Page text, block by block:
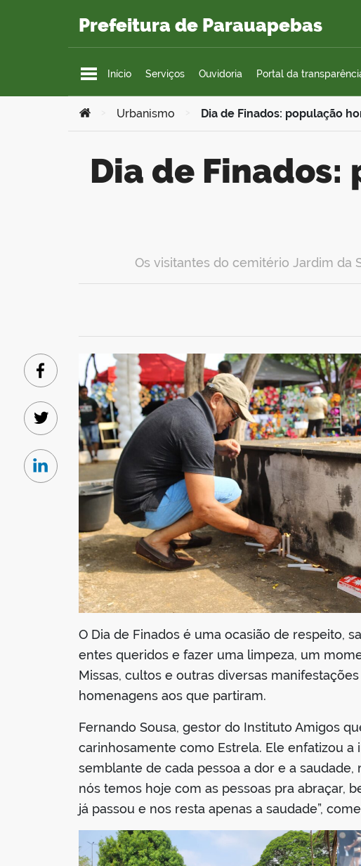
Prefeitura de Parauapebas
Início Serviços Ouvidoria Portal da
Você está aqui:
Urbanismo Dia de Finados: população
Dia de Finados: população homenageia entes
Os visitantes do cemitério Jardim da
O Dia de Finados é uma ocasião de respeito,
entes queridos e fazer uma limpeza, um
Missas, cultos e outras diversas
homenagens aos que partiram.
Fernando Sousa, gestor do Instituto Amigos
carinhosamente como Estrela. Ele enfatizou
semblante de cada pessoa a dor e a
nós temos hoje com as pessoas pra abraçar,
já passou e nos resta apenas a saudade”,
Facebook
Twitter
Linkedin